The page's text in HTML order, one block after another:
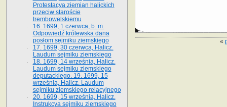
«
Protestacya ziemian halickich
przeciw staroście
trembowelskiemu
16. 1699, 1 czerwca, b. m.
Odpowiedź królewska dana
posłom sejmiku ziemskiego
17. 1699, 30 czerwca, Halicz.
Laudum sejmiku ziemskiego
18. 1699, 14 września, Halicz.
Laudum sejmiku ziemskiego
deputackiego. 19. 1699, 15
września, Halicz. Laudum
sejmiku ziemskiego relacyjnego
20. 1699, 15 września, Halicz.
Instrukcya sejmiku ziemskiego